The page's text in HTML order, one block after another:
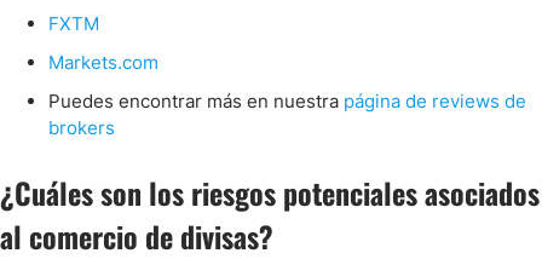
FXTM
Markets.com
Puedes encontrar más en nuestra página de reviews de
brokers
¿Cuáles son los riesgos potenciales asociados
al comercio de divisas?